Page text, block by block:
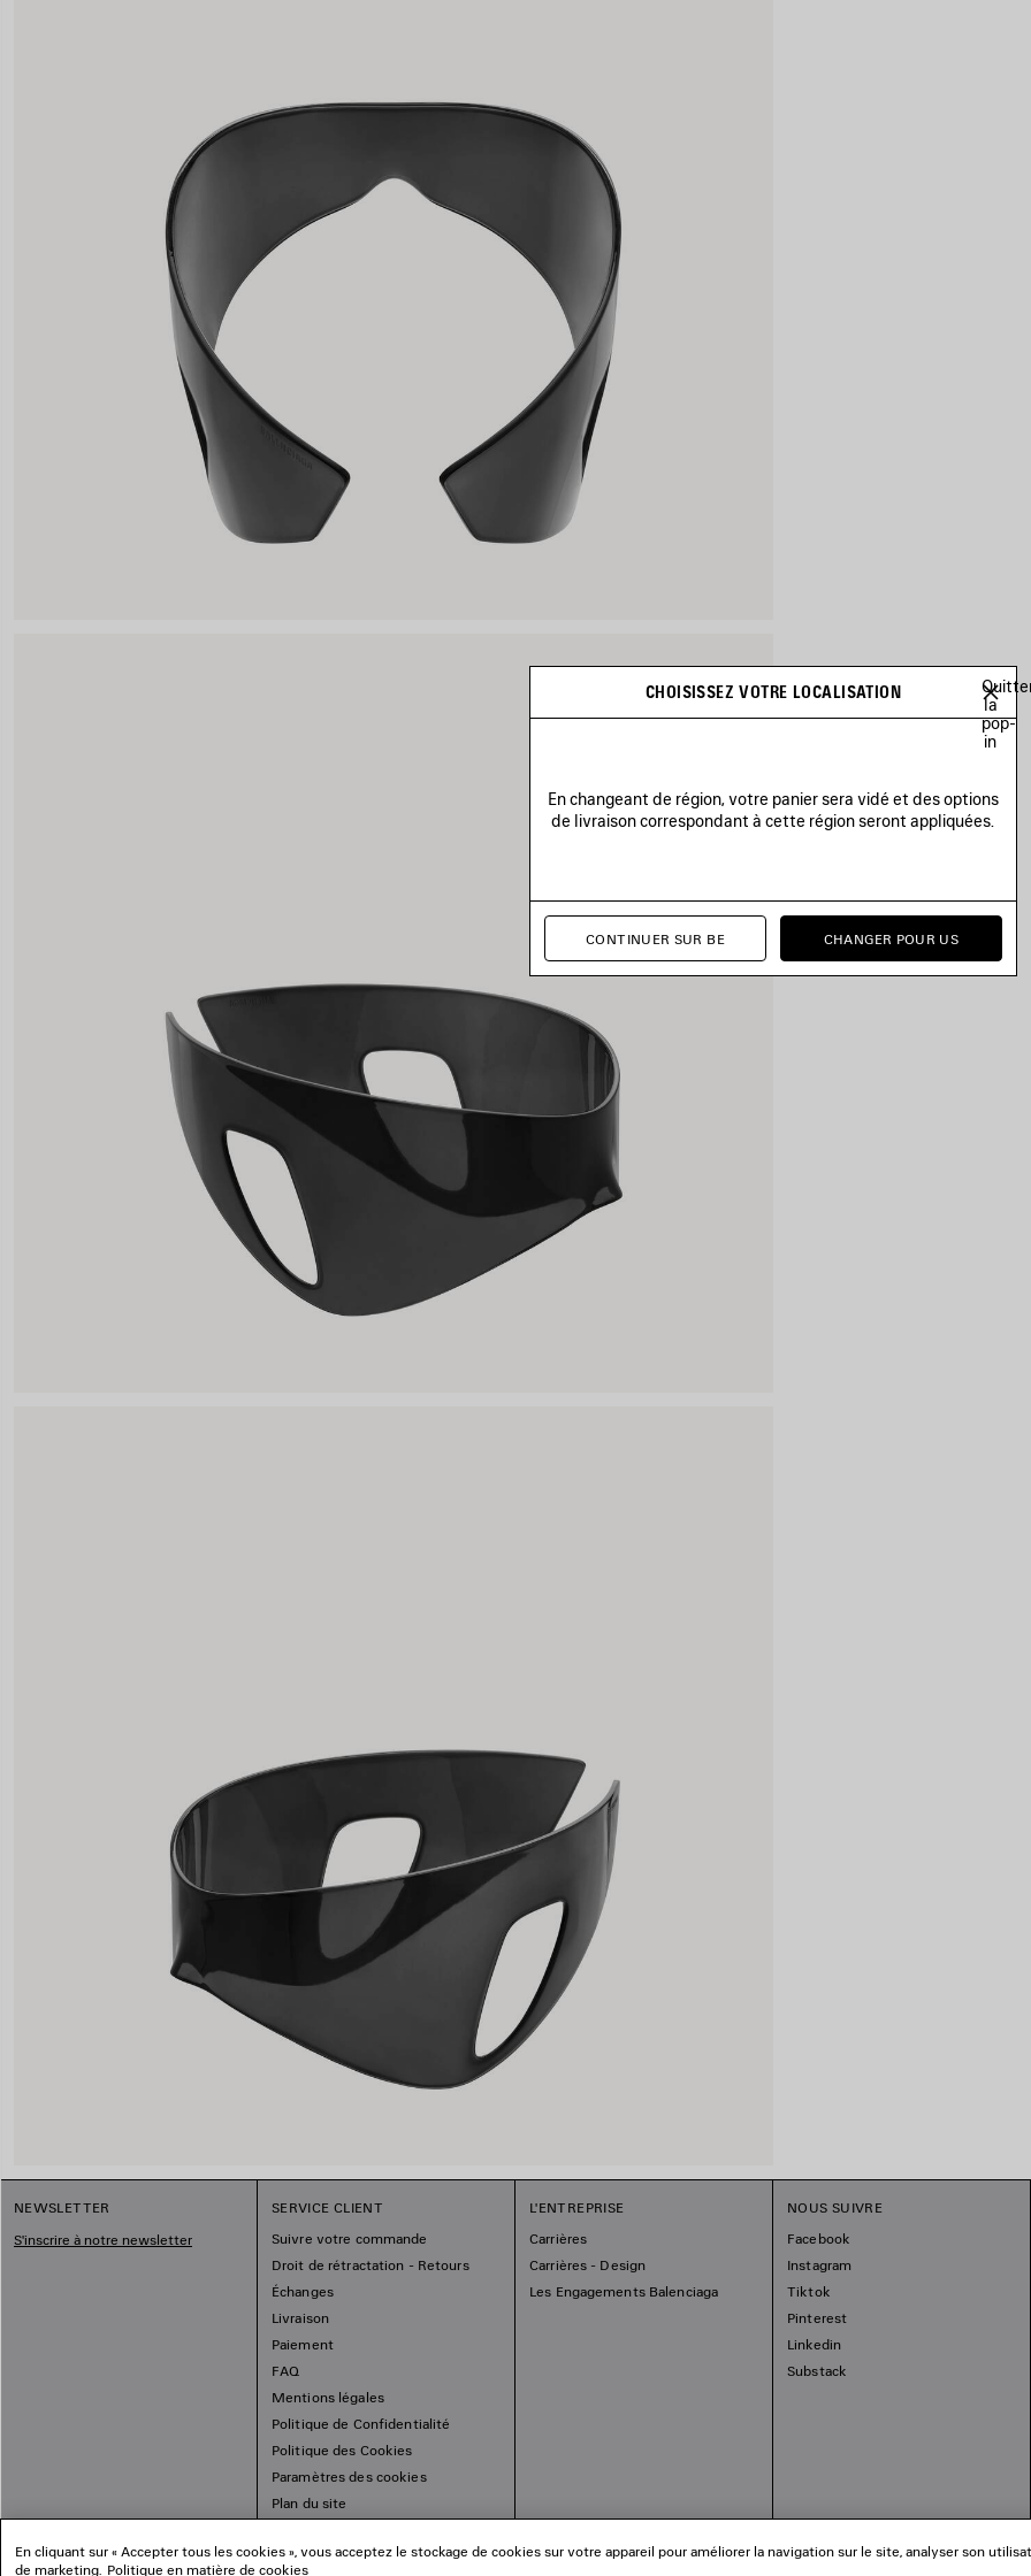
NEWSLETTER
S'inscrire à notre newsletter
SERVICE CLIENT
Suivre votre commande
Droit de rétractation - Retours
Échanges
Livraison
Paiement
FAQ
Mentions légales
Politique de Confidentialité
Politique des Cookies
Paramètres des cookies
Plan du site
L'ENTREPRISE
Carrières
Carrières - Design
Les Engagements Balenciaga
NOUS SUIVRE
Facebook
Instagram
Tiktok
Pinterest
Linkedin
Substack
CHOISISSEZ VOTRE LOCALISATION
la
pop-
in
En changeant de région, votre panier sera vidé et des options
de livraison correspondant à cette région seront appliquées.
CONTINUER SUR BE CHANGER POUR US
En cliquant sur « Accepter tous les cookies », vous acceptez le stockage de cookies sur votre appareil pour améliorer la navigation sur le site, analyser son
de marketing. Politique en matière de cookies